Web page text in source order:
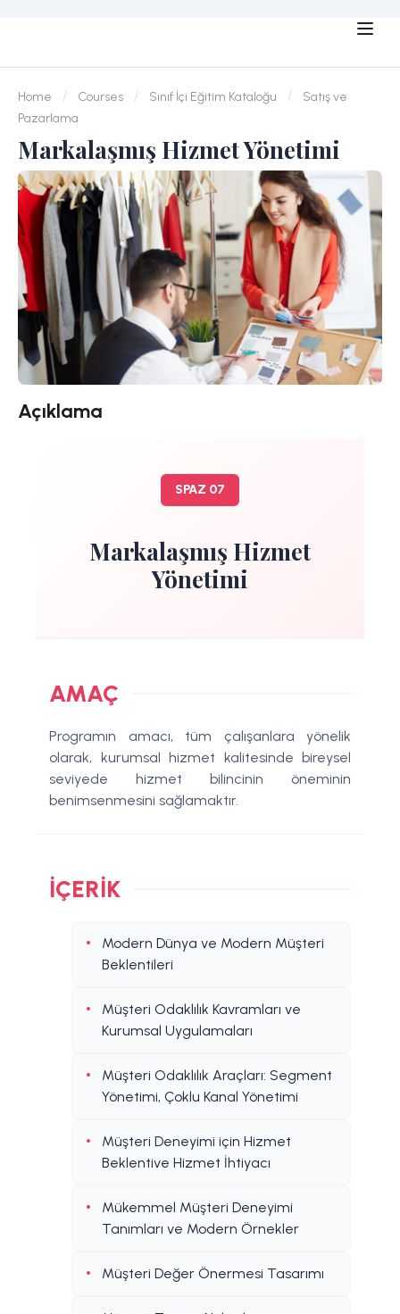
Home Courses Sınıf İçi Eğitim Kataloğu
Satış ve
Pazarlama
Markalaşmış Hizmet Yönetimi
Açıklama
SPAZ 07
Markalaşmış Hizmet
Yönetimi
AMAÇ
Programın amacı, tüm çalışanlara yönelik
olarak, kurumsal hizmet kalitesinde bireysel
seviyede hizmet bilincinin öneminin
benimsenmesini sağlamaktır.
İÇERIK
Modern Dünya ve Modern Müşteri
Beklentileri
Müşteri Odaklılık Kavramları ve
Kurumsal Uygulamaları
Müşteri Odaklılık Araçları: Segment
Yönetimi, Çoklu Kanal Yönetimi
Müşteri Deneyimi için Hizmet
Beklentive Hizmet İhtiyacı
Mükemmel Müşteri Deneyimi
Tanımları ve Modern Örnekler
Müşteri Değer Önermesi Tasarımı